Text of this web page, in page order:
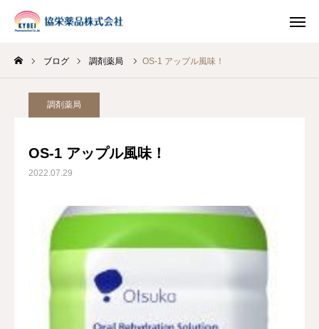
ブログ 調剤薬局 OS-1 アップル風味！
調剤薬局
OS-1 アップル風味！
2022.07.29
INSTAGRAM
HOME
事業案内